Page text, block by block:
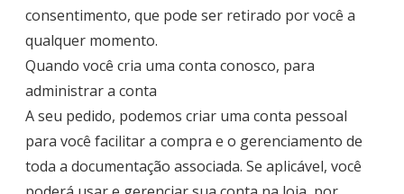
consentimento, que pode ser retirado por você a
qualquer momento.
Quando você cria uma conta conosco, para
administrar a conta
A seu pedido, podemos criar uma conta pessoal
para você facilitar a compra e o gerenciamento de
toda a documentação associada. Se aplicável, você